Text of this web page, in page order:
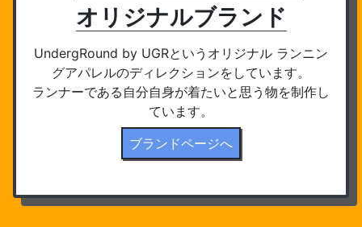
オリジナルブランド
UndergRound by UGRというオリジナル ランニン
グアパレルのディレクションをしています。
ランナーである自分自身が着たいと思う物を制作し
ています。
ブランドページへ